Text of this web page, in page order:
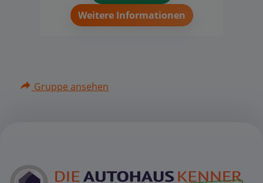
Weitere Informationen
Gruppe ansehen